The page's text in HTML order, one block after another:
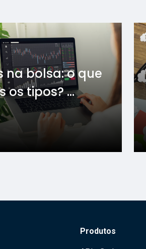
na bolsa: o que
os tipos? ...
Produtos